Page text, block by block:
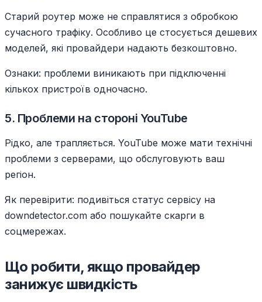
Старий роутер може не справлятися з обробкою
сучасного трафіку. Особливо це стосується дешевих
моделей, які провайдери надають безкоштовно.
Ознаки: проблеми виникають при підключенні
кількох пристроїв одночасно.
5. Проблеми на стороні YouTube
Рідко, але трапляється. YouTube може мати технічні
проблеми з серверами, що обслуговують ваш
регіон.
Як перевірити: подивіться статус сервісу на
downdetector.com або пошукайте скарги в
соцмережах.
Що робити, якщо провайдер
занижує швидкість